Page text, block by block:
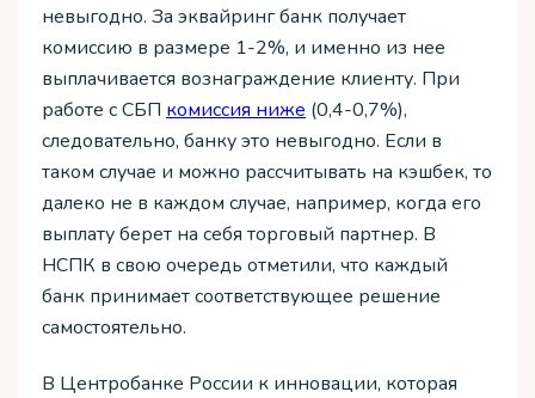
невыгодно. За эквайринг банк получает
комиссию в размере 1-2%, и именно из нее
выплачивается вознаграждение клиенту. При
работе с СБП комиссия ниже (0,4-0,7%),
следовательно, банку это невыгодно. Если в
таком случае и можно рассчитывать на кэшбек, то
далеко не в каждом случае, например, когда его
выплату берет на себя торговый партнер. В
НСПК в свою очередь отметили, что каждый
банк принимает соответствующее решение
самостоятельно.
В Центробанке России к инновации, которая